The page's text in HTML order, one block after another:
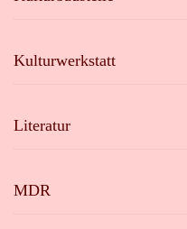
Kulturwerkstatt
Literatur
MDR